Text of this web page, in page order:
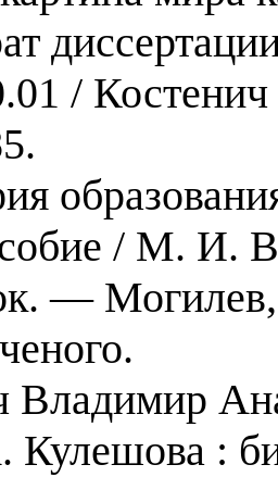
/
/ М. И.
—
Владимир
: